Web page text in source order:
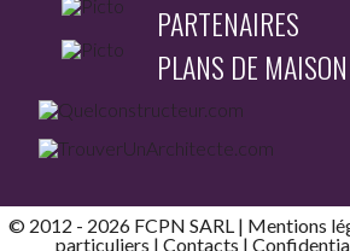
PARTENAIRES
PLANS DE MAISON
© 2012 - 2026 FCPN SARL | Mentions
particuliers | Contacts |